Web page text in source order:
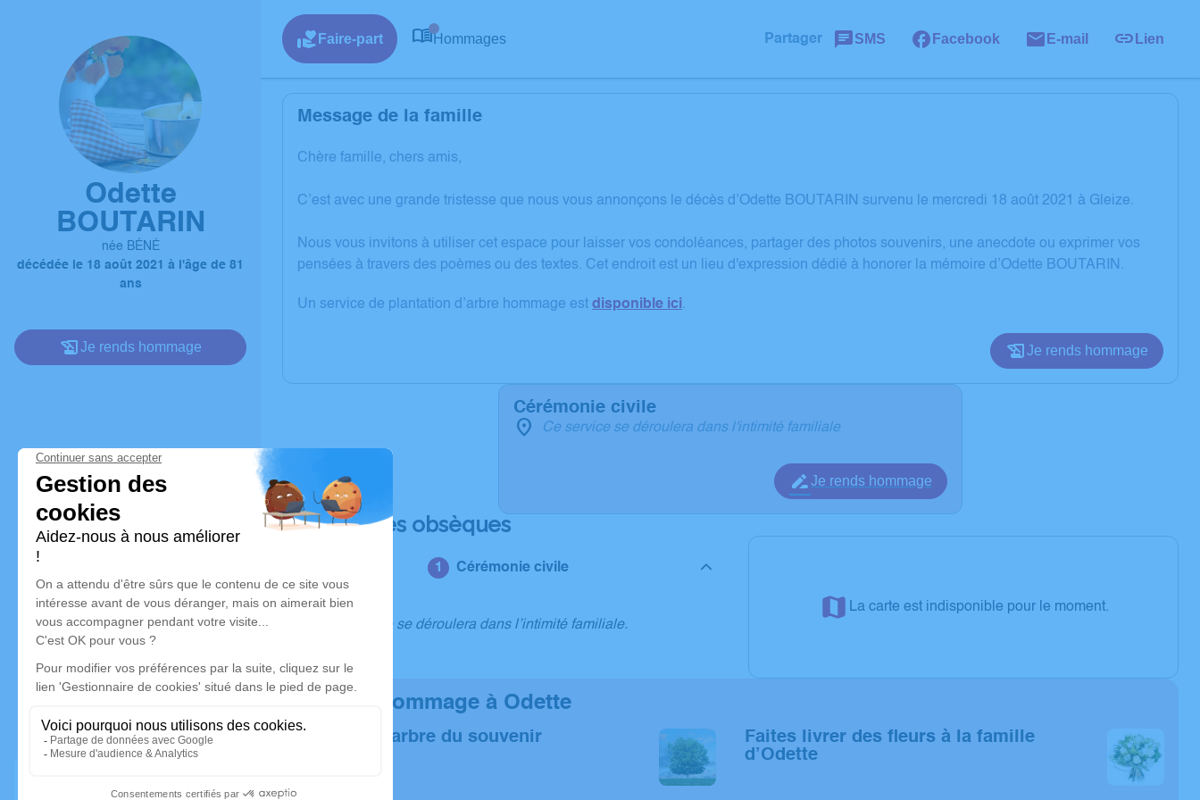
Odette
BOUTARIN
née BÉNÉ
décédée le 18 août 2021 à l'âge de 81
ans
Je rends hommage
Faire-part Hommages Partager SMS Facebook E-mail Lien
Message de la famille
Chère famille, chers amis,
C’est avec une grande tristesse que nous vous annonçons le décès d’Odette BOUTARIN survenu le mercredi 18 août 2021 à Gleize.
Nous vous invitons à utiliser cet espace pour laisser vos condoléances, partager des photos souvenirs, une anecdote ou exprimer vos
pensées à travers des poèmes ou des textes. Cet endroit est un lieu d'expression dédié à honorer la mémoire d’Odette BOUTARIN.
Un service de plantation d’arbre hommage est disponible ici.
Je rends hommage
Cérémonie civile
Ce service se déroulera dans l'intimité familiale
Je rends hommage
Déroulé des obsèques
Cérémonie civile
Ce service se déroulera dans l’intimité familiale.
La carte est indisponible pour le moment.
Rendez hommage à Odette
Plantez un arbre du souvenir
Faites livrer des fleurs à la famille
d’Odette